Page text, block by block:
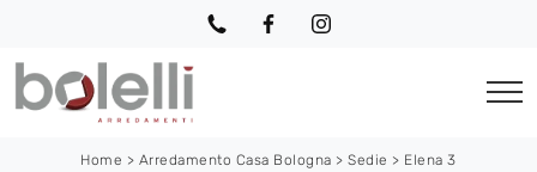
Home > Arredamento Casa Bologna >Sedie > Elena 3